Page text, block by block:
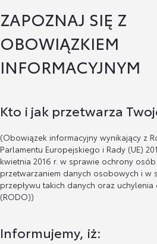
ZAPOZNAJ SIĘ Z
OBOWIĄZKIEM
INFORMACYJNYM
Kto i jak przetwarza
(Obowiązek informacyjny wynikający z
Parlamentu Europejskiego i Rady (UE)
kwietnia 2016 r. w sprawie ochrony
przetwarzaniem danych osobowych i
przepływu takich danych oraz
(RODO))
Informujemy, iż: